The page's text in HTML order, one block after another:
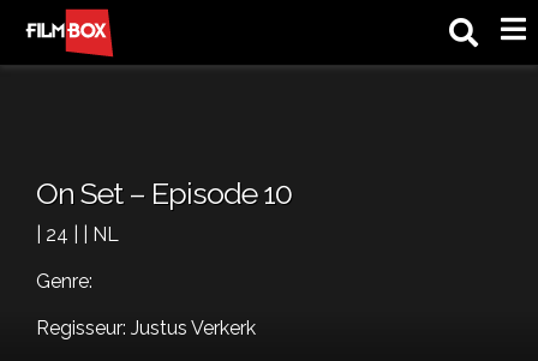
On Set – Episode 10
| 24 | | NL
Genre:
Regisseur: Justus Verkerk